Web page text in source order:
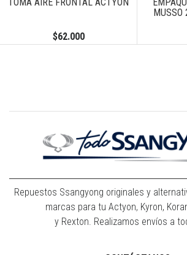
$62.000
MUSSO
Repuestos Ssangyong originales y
marcas para tu Actyon, Kyron,
y Rexton. Realizamos envíos a